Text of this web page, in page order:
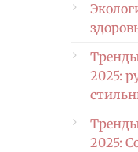
2025:
2025: